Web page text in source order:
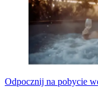
Odpocznij na pobycie